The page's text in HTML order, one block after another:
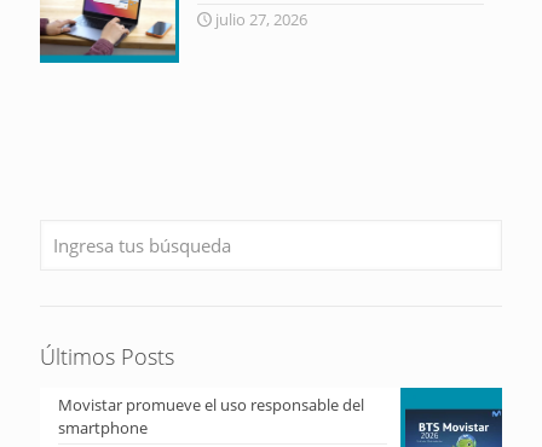
julio 27, 2026
Últimos Posts
Movistar promueve el uso responsable del
smartphone